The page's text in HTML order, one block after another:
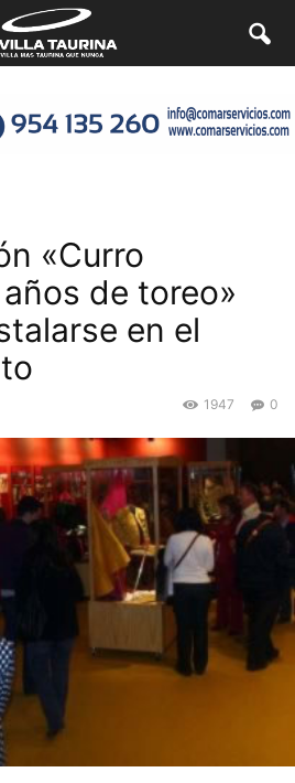
«Curro
de toreo»
en el
0
1947